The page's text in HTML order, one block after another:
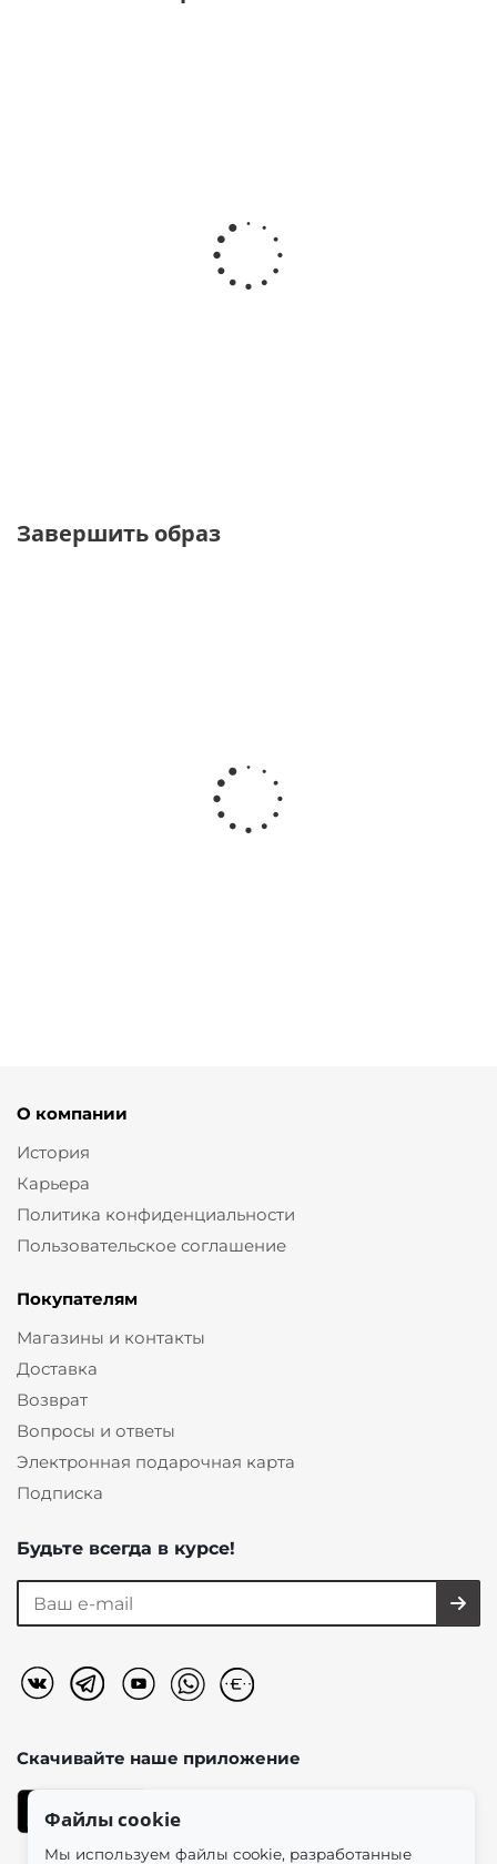
Завершить образ
О компании
История
Карьера
Политика конфиденциальности
Пользовательское соглашение
Покупателям
Магазины и контакты
Доставка
Возврат
Вопросы и ответы
Электронная подарочная карта
Подписка
Будьте всегда в курсе!
Скачивайте наше приложение
Файлы cookie
Мы используем файлы cookie, разработанные